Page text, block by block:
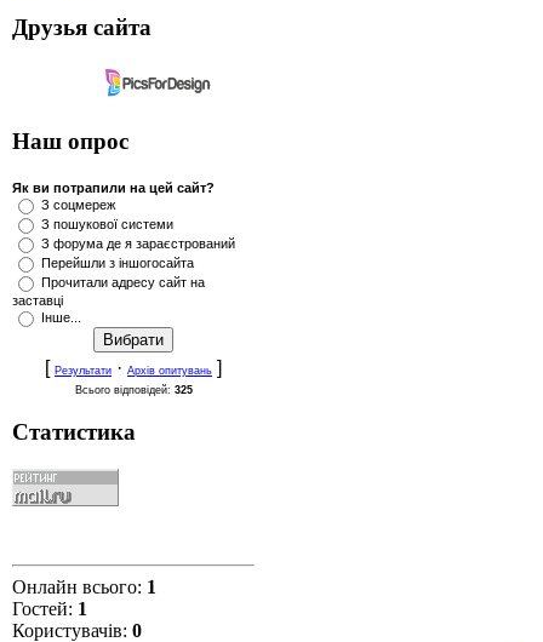
Друзья сайта
Наш опрос
Як ви потрапили на цей сайт?
З соцмереж
З пошукової системи
З форума де я зараєстрований
Перейшли з іншогосайта
Прочитали адресу сайт на
заставці
Інше...
[ Результати · Архів опитувань ]
Всього відповідей: 325
Статистика
Онлайн всього: 1
Гостей: 1
Користувачів: 0